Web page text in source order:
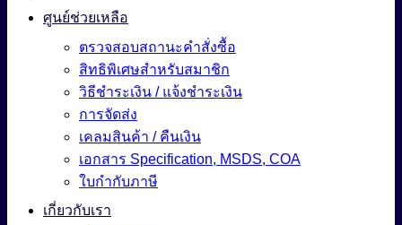
ศูนย์ช่วยเหลือ
ตรวจสอบสถานะคำสั่งซื้อ
สิทธิพิเศษสำหรับสมาชิก
วิธีชำระเงิน / แจ้งชำระเงิน
การจัดส่ง
เคลมสินค้า / คืนเงิน
เอกสาร Specification, MSDS, COA
ใบกำกับภาษี
เกี่ยวกับเรา